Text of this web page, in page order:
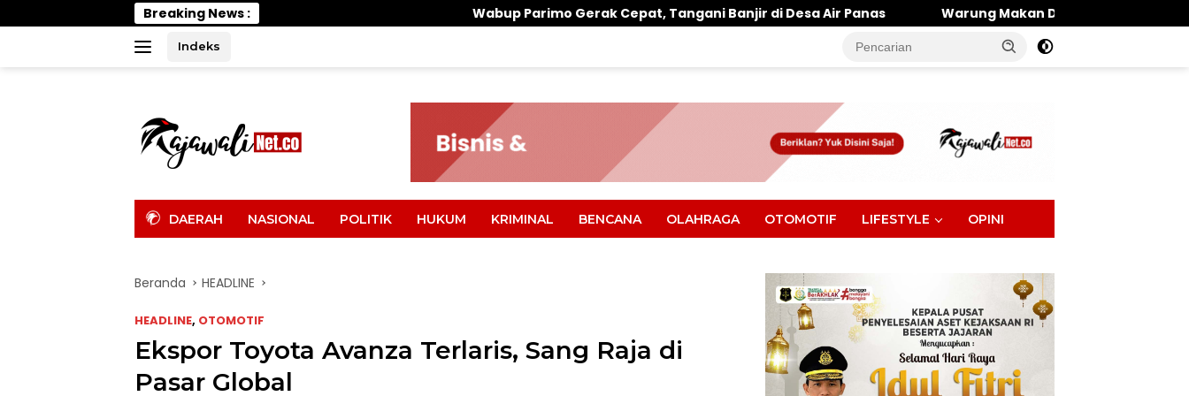
ke
Breaking News : Wabup Parimo Gerak Cepat, Tangani Banjir di Desa Air Panas Warung Makan Dipantai Khatulistiwa Hangus Terbakar,
Indeks
DAERAH NASIONAL POLITIK HUKUM KRIMINAL BENCANA OLAHRAGA OTOMOTIF LIFESTYLE OPINI
Beranda HEADLINE
HEADLINE, OTOMOTIF
Ekspor Toyota Avanza Terlaris, Sang Raja di
Pasar Global